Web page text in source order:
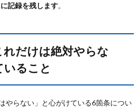
記録を残します。
ること
やらない」と心がけている6箇条につい